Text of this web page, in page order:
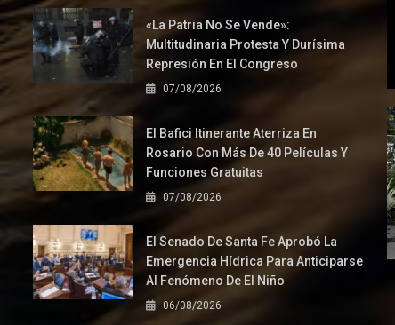
«La Patria No Se Vende»:
Multitudinaria Protesta Y Durísima
Represión En El Congreso
07/08/2026
El Bafici Itinerante Aterriza En
Rosario Con Más De 40 Películas Y
Funciones Gratuitas
07/08/2026
El Senado De Santa Fe Aprobó La
Emergencia Hídrica Para Anticiparse
Al Fenómeno De El Niño
06/08/2026